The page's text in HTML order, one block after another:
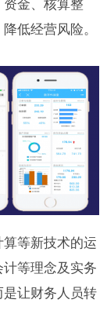
金、核算整
低经营风险。
等新技术的运
等理念及实务
让财务人员转